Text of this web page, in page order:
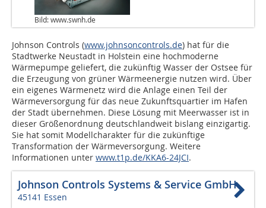
Bild: www.swnh.de
Johnson Controls (www.johnsoncontrols.de) hat für die
Stadtwerke Neustadt in Holstein eine hochmoderne
Wärmepumpe geliefert, die zukünftig Wasser der Ostsee für
die Erzeugung von grüner Wärmeenergie nutzen wird. Über
ein eigenes Wärmenetz wird die Anlage einen Teil der
Wärmeversorgung für das neue Zukunftsquartier im Hafen
der Stadt übernehmen. Diese Lösung mit Meerwasser ist in
dieser Größenordnung deutschlandweit bislang einzigartig.
Sie hat somit Modellcharakter für die zukünftige
Transformation der Wärmeversorgung. Weitere
Informationen unter www.t1p.de/KKA6-24JCI.
Johnson Controls Systems & Service GmbH
45141 Essen